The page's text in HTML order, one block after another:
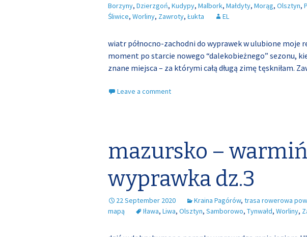
Borzyny, Dzierzgoń, Kudypy, Malbork, Małdyty, Morąg, Olsztyn,
Śliwice, Worliny, Zawroty, Łukta EL
wiatr północno-zachodni do wyprawek w ulubione moje
moment po starcie nowego “dalekobieżnego” sezonu,
znane miejsca – za którymi całą długą zimę tęskniłam.
Leave a comment
mazursko –
wyprawka dz.3
22 September 2020 Kraina Pagórów, trasa rowerowa
mapą
Iława, Liwa, Olsztyn, Samborowo, Tynwałd, Worliny,